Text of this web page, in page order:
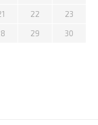
22 23
29 30